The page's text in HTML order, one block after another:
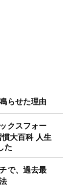
らせた理由
クスフォー
大百科 人生
た
で、過去最